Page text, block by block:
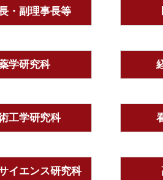
・副理事長等
学研究科
工学研究科
イエンス研究科